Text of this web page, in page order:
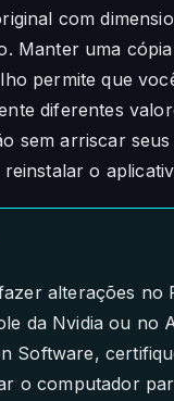
com
Manter uma
permite que
diferentes
sem arriscar
o
alterações no
da Nvidia ou no
Software,
o computador